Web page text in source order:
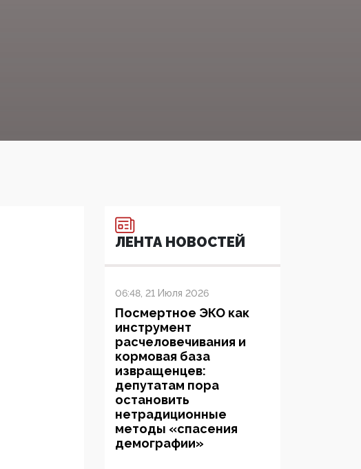
ЛЕНТА НОВОСТЕЙ
06:48, 21 Июля 2026
Посмертное ЭКО как
инструмент
расчеловечивания и
кормовая база
извращенцев:
депутатам пора
остановить
нетрадиционные
методы «спасения
демографии»